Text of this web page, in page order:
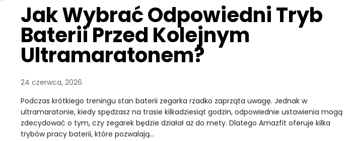
Jak Wybrać Odpowiedni Tryb
Baterii Przed Kolejnym
Ultramaratonem?
24 czerwca, 2026
Podczas krótkiego treningu stan baterii zegarka rzadko zaprząta uwagę. Jednak w
ultramaratonie, kiedy spędzasz na trasie kilkadziesiąt godzin, odpowiednie ustawienia mogą
zdecydować o tym, czy zegarek będzie działał aż do mety. Dlatego Amazfit oferuje kilka
trybów pracy baterii, które pozwalają…